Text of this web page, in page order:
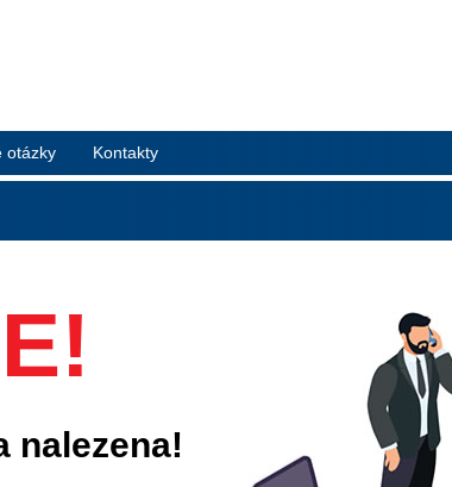
otázky Kontakty
nalezena!